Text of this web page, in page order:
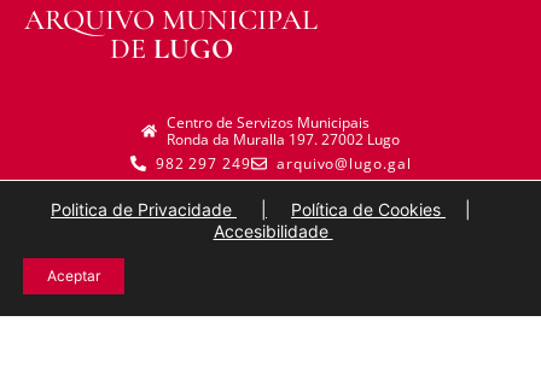
ARQUIVO MUNICIPAL
DE LUGO
Centro de Servizos Municipais
Ronda da Muralla 197. 27002 Lugo
982 297 249
arquivo@lugo.gal
Politica de Privacidade Política de Cookies
Accesibilidade
Aceptar